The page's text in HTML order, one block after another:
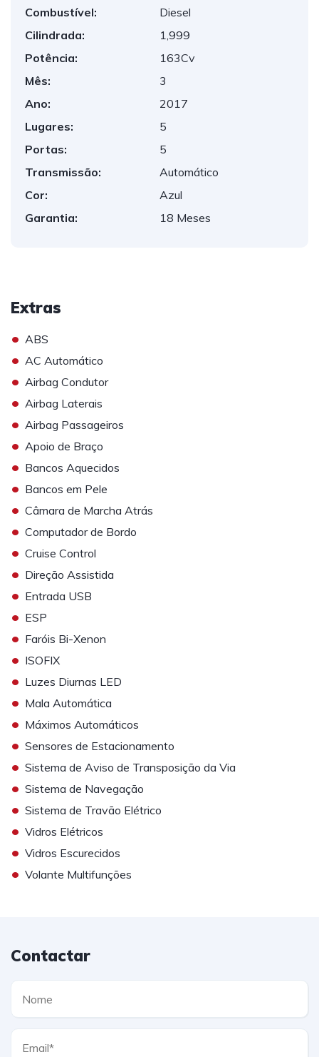
Combustível:
Diesel
Cilindrada:
1,999
Potência:
163Cv
Mês:
3
Ano:
2017
Lugares:
5
Portas:
5
Transmissão:
Automático
Cor:
Azul
Garantia:
18 Meses
Extras
• ABS
• AC Automático
• Airbag Condutor
• Airbag Laterais
• Airbag Passageiros
• Apoio de Braço
• Bancos Aquecidos
• Bancos em Pele
• Câmara de Marcha Atrás
• Computador de Bordo
• Cruise Control
• Direção Assistida
• Entrada USB
• ESP
• Faróis Bi-Xenon
• ISOFIX
• Luzes Diurnas LED
• Mala Automática
• Máximos Automáticos
• Sensores de Estacionamento
• Sistema de Aviso de Transposição da Via
• Sistema de Navegação
• Sistema de Travão Elétrico
• Vidros Elétricos
• Vidros Escurecidos
• Volante Multifunções
Contactar